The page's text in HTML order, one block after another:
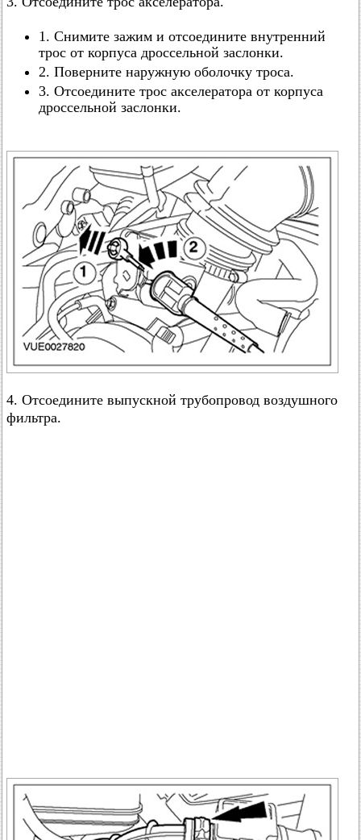
1. Снимите зажим и отсоедините внутренний
трос от корпуса дроссельной заслонки.
2. Поверните наружную оболочку троса.
3. Отсоедините трос акселератора от корпуса
дроссельной заслонки.
4. Отсоедините выпускной трубопровод воздушного
фильтра.